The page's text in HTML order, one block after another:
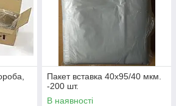
Пакет вставка 40х95/40 мкм.
-200 шт.
В наявності